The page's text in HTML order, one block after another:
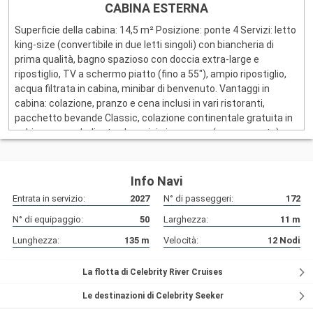
CABINA ESTERNA
Superficie della cabina: 14,5 m² Posizione: ponte 4 Servizi: letto
king-size (convertibile in due letti singoli) con biancheria di
prima qualità, bagno spazioso con doccia extra-large e
ripostiglio, TV a schermo piatto (fino a 55″), ampio ripostiglio,
acqua filtrata in cabina, minibar di benvenuto. Vantaggi in
cabina: colazione, pranzo e cena inclusi in vari ristoranti,
pacchetto bevande Classic, colazione continentale gratuita in
cabina, menu dedicato al servizio in camera (a pagamento),
Info Navi
Entrata in servizio: 2027 N° di passeggeri:
172
N° di equipaggio:
50 Larghezza: 11 m
Lunghezza:
135 m Velocità: 12 Nodi
La flotta di Celebrity River Cruises
Le destinazioni di Celebrity Seeker